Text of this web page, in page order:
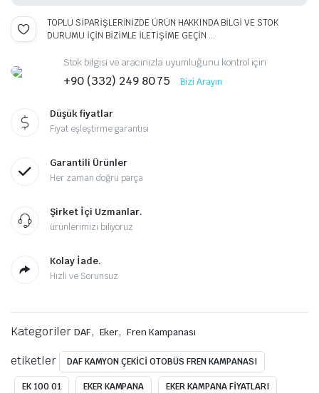
TOPLU SİPARİŞLERİNİZDE ÜRÜN HAKKINDA BİLGİ VE STOK
DURUMU İÇİN BİZİMLE İLETİŞİME GEÇİN ...
Stok bilgisi ve aracınızla uyumluğunu kontrol için
+90 (332) 249 80 75 Bizi Arayın
Düşük fiyatlar
Fiyat eşleştirme garantisi
Garantili Ürünler
Her zaman doğru parça
Şirket İçi Uzmanlar.
ürünlerimizi biliyoruz
Kolay İade.
Hızlı ve Sorunsuz
Kategoriler DAF, Eker, Fren Kampanası
etiketler DAF KAMYON ÇEKİCİ OTOBÜS FREN KAMPANASI
EK 100 01 EKER KAMPANA EKER KAMPANA FİYATLARI